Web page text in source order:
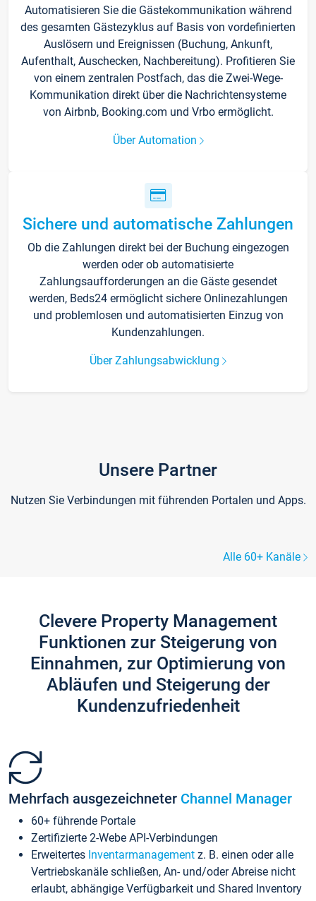
Automatisieren Sie die Gästekommunikation während
des gesamten Gästezyklus auf Basis von vordefinierten
Auslösern und Ereignissen (Buchung, Ankunft,
Aufenthalt, Auschecken, Nachbereitung). Profitieren Sie
von einem zentralen Postfach, das die Zwei-Wege-
Kommunikation direkt über die Nachrichtensysteme
von Airbnb, Booking.com und Vrbo ermöglicht.
Über Automation
Sichere und automatische Zahlungen
Ob die Zahlungen direkt bei der Buchung eingezogen
werden oder ob automatisierte
Zahlungsaufforderungen an die Gäste gesendet
werden, Beds24 ermöglicht sichere Onlinezahlungen
und problemlosen und automatisierten Einzug von
Kundenzahlungen.
Über Zahlungsabwicklung
Unsere Partner
Nutzen Sie Verbindungen mit führenden Portalen und Apps.
Alle 60+ Kanäle
Clevere Property Management
Funktionen zur Steigerung von
Einnahmen, zur Optimierung von
Abläufen und Steigerung der
Kundenzufriedenheit
Mehrfach ausgezeichneter Channel Manager
60+ führende Portale
Zertifizierte 2-Webe API-Verbindungen
Erweitertes Inventarmanagement z. B. einen oder alle
Vertriebskanäle schließen, An- und/oder Abreise nicht
erlaubt, abhängige Verfügbarkeit und Shared Inventory